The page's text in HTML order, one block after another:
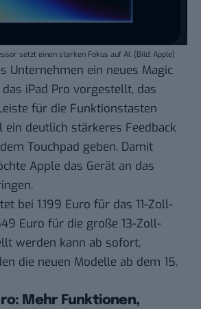
setzt einen starken Fokus auf AI. (Bild: Apple)
Unternehmen ein neues Magic
iPad Pro vorgestellt, das
für die Funktionstasten
ein deutlich stärkeres Feedback
Touchpad geben. Damit
Apple das Gerät an das
bei 1.199 Euro für das 11-Zoll-
Euro für die große 13-Zoll-
werden kann ab sofort,
die neuen Modelle ab dem 15.
Mehr Funktionen,